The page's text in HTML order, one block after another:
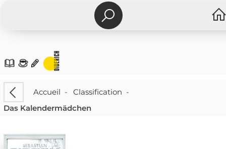
Accueil - Classification -
Das Kalendermädchen